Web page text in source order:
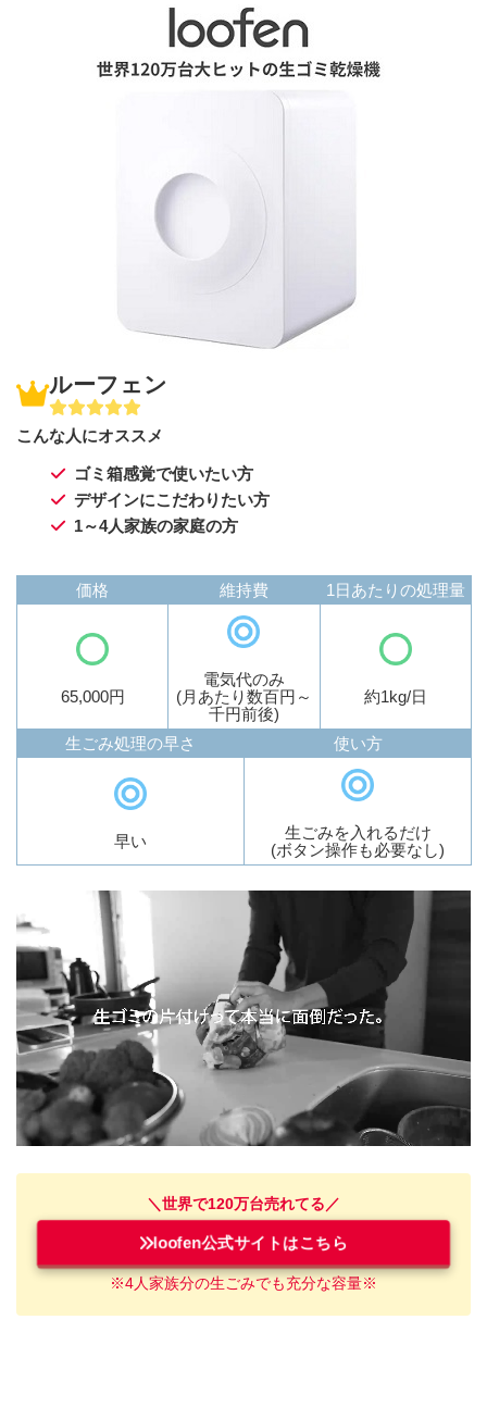
ルーフェン
こんな人にオススメ
ゴミ箱感覚で使いたい方
デザインにこだわりたい方
1～4人家族の家庭の方
価格
65,000円
維持費
電気代のみ
(月あたり数百円～
千円前後)
1日あたりの処理量
約1kg/日
生ごみ処理の早さ
早い
使い方
生ごみを入れるだけ
(ボタン操作も必要なし)
＼世界で120万台売れてる／
loofen公式サイトはこちら
※4人家族分の生ごみでも充分な容量※